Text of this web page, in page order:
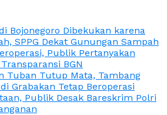
Bojonegoro Dibekukan karena
SPPG Dekat Gunungan Sampah
Publik Pertanyakan
BGN
Tuban Tutup Mata, Tambang
Grabakan Tetap Beroperasi
Publik Desak Bareskrim Polri